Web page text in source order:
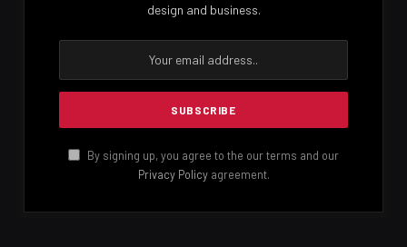
design and business.
By signing up, you agree to the our terms and our
Privacy Policyagreement.